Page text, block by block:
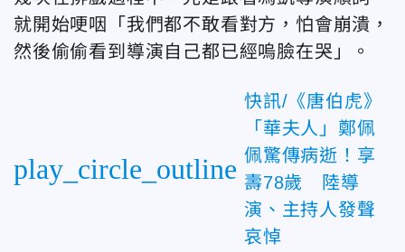
就開始哽咽「我們都不敢看對方，怕會崩潰，
然後偷偷看到導演自己都已經嗚臉在哭」。
play_circle_outline
快訊/《唐伯虎》
「華夫人」鄭佩
佩驚傳病逝！享
壽78歲 陸導
演、主持人發聲
哀悼